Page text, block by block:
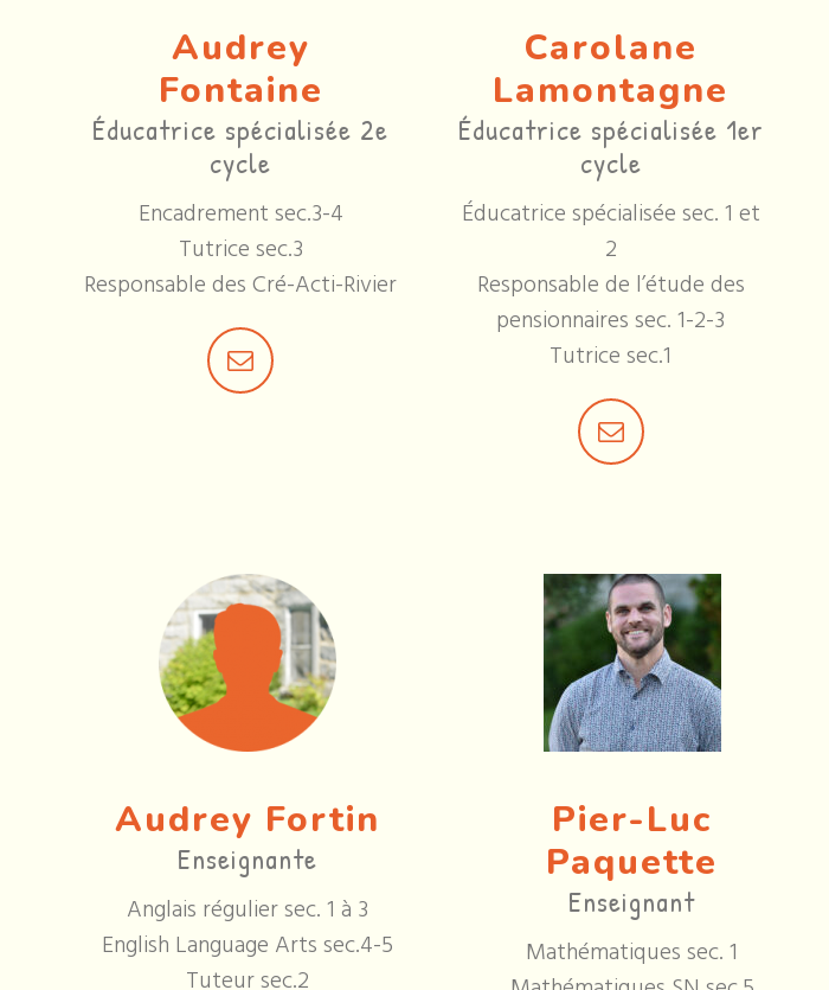
Audrey
Fontaine
Éducatrice spécialisée 2e
cycle
Encadrement sec.3-4
Tutrice sec.3
Responsable des Cré-Acti-Rivier
Carolane
Lamontagne
Éducatrice spécialisée 1er
cycle
Éducatrice spécialisée sec. 1 et
2
Responsable de l’étude des
pensionnaires sec. 1-2-3
Tutrice sec.1
Audrey Fortin
Enseignante
Anglais régulier sec. 1 à 3
English Language Arts sec.4-5
Tuteur sec.2
Pier-Luc
Paquette
Enseignant
Mathématiques sec. 1